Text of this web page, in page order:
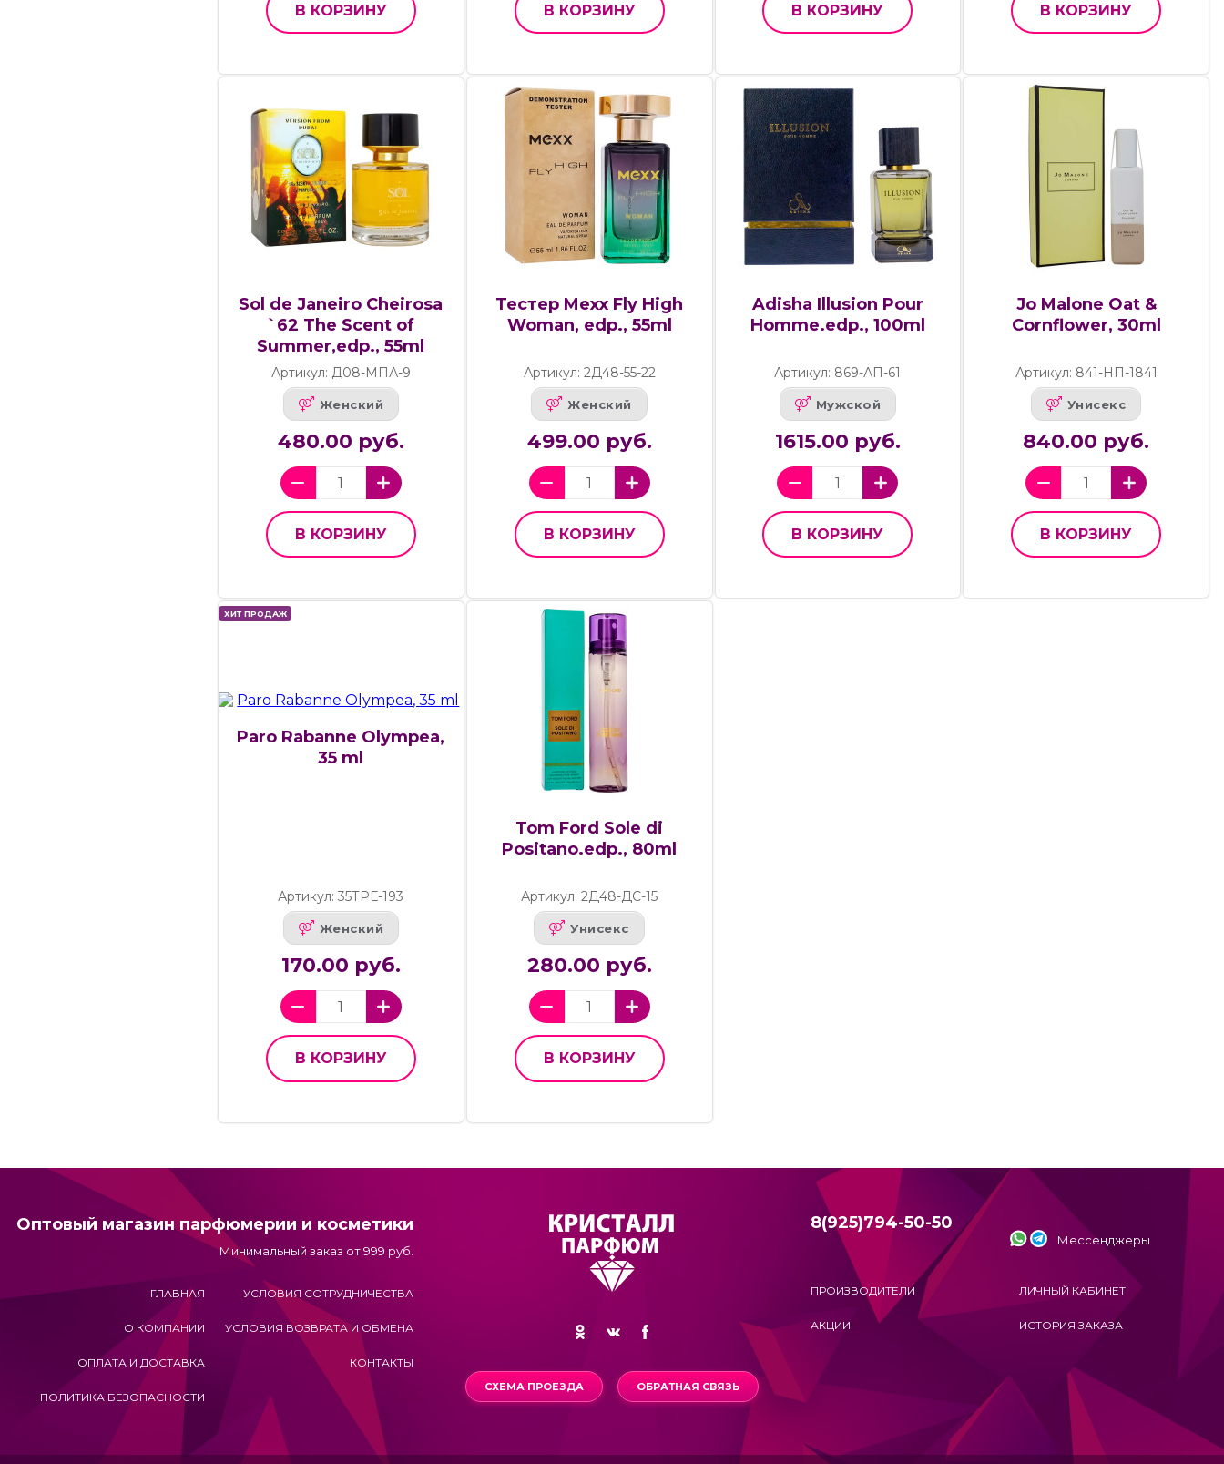
В КОРЗИНУ В КОРЗИНУ В КОРЗИНУ В КОРЗИНУ
Sol de Janeiro Cheirosa
`62 The Scent of
Summer,edp., 55ml
Артикул: Д08-МПА-9
Женский
480.00 руб.
В КОРЗИНУ
Тестер Mexx Fly High
Woman, edp., 55ml
Артикул: 2Д48-55-22
Женский
499.00 руб.
В КОРЗИНУ
Adisha Illusion Pour
Homme.edp., 100ml
Артикул: 869-АП-61
Мужской
1615.00 руб.
В КОРЗИНУ
Jo Malone Oat &
Cornflower, 30ml
Артикул: 841-НП-1841
Унисекс
840.00 руб.
В КОРЗИНУ
ХИТ ПРОДАЖ
Paro Rabanne Olympea,
35 ml
Артикул: 35ТРЕ-193
Женский
170.00 руб.
В КОРЗИНУ
Tom Ford Sole di
Positano.edp., 80ml
Артикул: 2Д48-ДС-15
Унисекс
280.00 руб.
В КОРЗИНУ
Оптовый магазин парфюмерии и косметики
Минимальный заказ от 999 руб.
ГЛАВНАЯ
О КОМПАНИИ
ОПЛАТА И ДОСТАВКА
ПОЛИТИКА БЕЗОПАСНОСТИ
УСЛОВИЯ СОТРУДНИЧЕСТВА
УСЛОВИЯ ВОЗВРАТА И ОБМЕНА
КОНТАКТЫ
СХЕМА ПРОЕЗДА ОБРАТНАЯ СВЯЗЬ
8(925)794-50-50
Мессенджеры
ПРОИЗВОДИТЕЛИ
АКЦИИ
ЛИЧНЫЙ КАБИНЕТ
ИСТОРИЯ ЗАКАЗА